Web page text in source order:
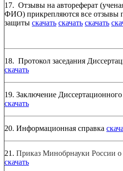
17. Отзывы на автореферат
ФИО) прикрепляются все отзывы
защиты скачать скачать скачать
18. Протокол заседания
скачать
19. Заключение
скачать
20. Информационная справка
21. Приказ Минобрнауки России
скачать